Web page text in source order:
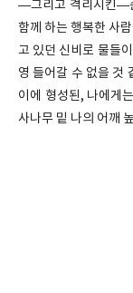
—그리고 격리시킨—
함께 하는 행복한 사
고 있던 신비로 물들
영 들어갈 수 없을 것
이에 형성된, 나에게
사나무 밑 나의 어깨